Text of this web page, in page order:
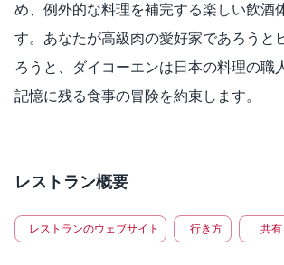
め、例外的な料理を補完する楽しい飲酒
す。あなたが高級肉の愛好家であろうと
ろうと、ダイコーエンは日本の料理の職
記憶に残る食事の冒険を約束します。
レストラン概要
レストランのウェブサイト 行き方 共有